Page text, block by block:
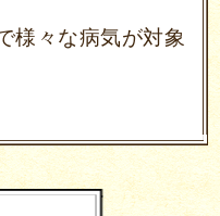
様々な病気が対象